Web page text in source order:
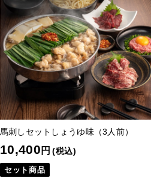
馬刺しセットしょうゆ味（3人前）
10,400 円 (税込)
セット商品